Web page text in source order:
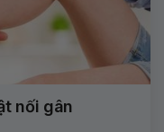
nối gân